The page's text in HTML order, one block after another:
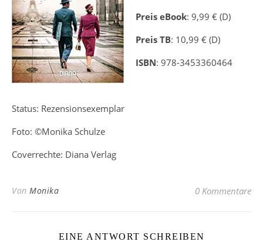
Preis eBook: 9,99 € (D)
Preis TB: 10,99 € (D)
ISBN: 978-3453360464
Status: Rezensionsexemplar
Foto: ©Monika Schulze
Coverrechte: Diana Verlag
Von Monika 0 Kommentare
EINE ANTWORT SCHREIBEN